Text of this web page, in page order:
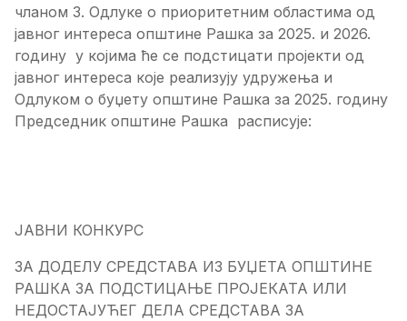
чланом 3. Одлуке о приоритетним областима од
јавног интереса општине Рашка за 2025. и 2026.
годину у којима ће се подстицати пројекти од
јавног интереса које реализују удружења и
Одлуком о буџету општине Рашка за 2025. годину
Председник општине Рашка расписује:
ЈАВНИ КОНКУРС
ЗА ДОДЕЛУ СРЕДСТАВА ИЗ БУЏЕТА ОПШТИНЕ
РАШКА ЗА ПОДСТИЦАЊЕ ПРОЈЕКАТА ИЛИ
НЕДОСТАЈУЋЕГ ДЕЛА СРЕДСТАВА ЗА